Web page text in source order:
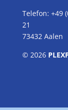
Telefon: +49
21
73432 Aalen
© 2026